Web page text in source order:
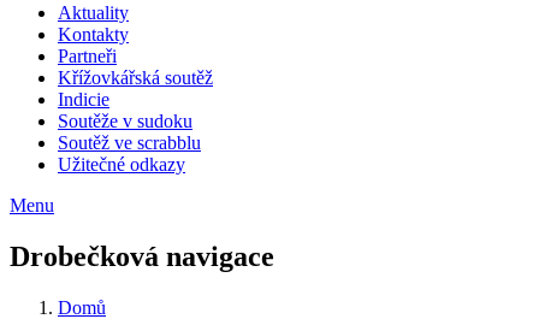
Aktuality
Kontakty
Partneři
Křížovkářská soutěž
Indicie
Soutěže v sudoku
Soutěž ve scrabblu
Užitečné odkazy
Menu
Drobečková navigace
Domů